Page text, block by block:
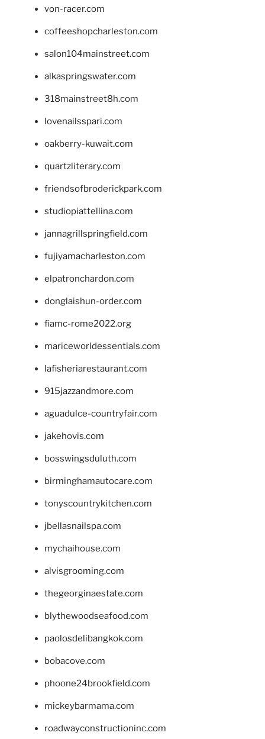
von-racer.com
coffeeshopcharleston.com
salon104mainstreet.com
alkaspringswater.com
318mainstreet8h.com
lovenailsspari.com
oakberry-kuwait.com
quartzliterary.com
friendsofbroderickpark.com
studiopiattellina.com
jannagrillspringfield.com
fujiyamacharleston.com
elpatronchardon.com
donglaishun-order.com
fiamc-rome2022.org
mariceworldessentials.com
lafisheriarestaurant.com
915jazzandmore.com
aguadulce-countryfair.com
jakehovis.com
bosswingsduluth.com
birminghamautocare.com
tonyscountrykitchen.com
jbellasnailspa.com
mychaihouse.com
alvisgrooming.com
thegeorginaestate.com
blythewoodseafood.com
paolosdelibangkok.com
bobacove.com
phoone24brookfield.com
mickeybarmama.com
roadwayconstructioninc.com